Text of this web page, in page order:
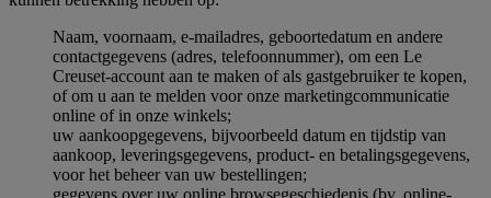
Naam, voornaam, e-mailadres, geboortedatum en andere
contactgegevens (adres, telefoonnummer), om een Le
Creuset-account aan te maken of als gastgebruiker te kopen,
of om u aan te melden voor onze marketingcommunicatie
online of in onze winkels;
uw aankoopgegevens, bijvoorbeeld datum en tijdstip van
aankoop, leveringsgegevens, product- en betalingsgegevens,
voor het beheer van uw bestellingen;
gegevens over uw online browsegeschiedenis (bv. online-